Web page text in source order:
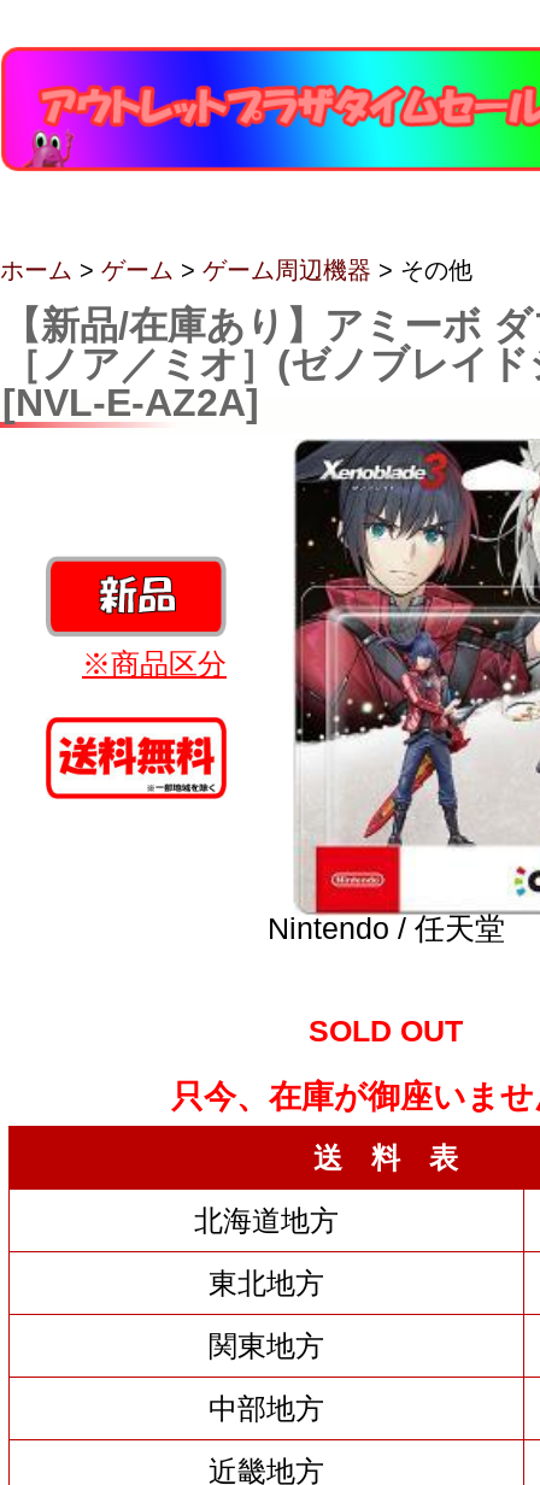
ホーム > ゲーム > ゲーム周辺機器 > その他
【新品/在庫あり】アミーボ
［ノア／ミオ］(ゼノブレイ
[NVL-E-AZ2A]
※商品区分
Nintendo / 任天堂
SOLD OUT
只今、在庫が御座いま
送 料 表
北海道地方
東北地方
関東地方
中部地方
近畿地方